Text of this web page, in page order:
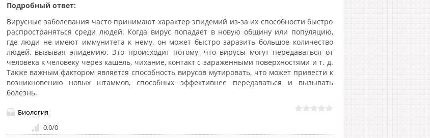
Подробный ответ:
Вирусные заболевания часто принимают характер эпидемий из-за их способности быстро
распространяться среди людей. Когда вирус попадает в новую общину или популяцию,
где люди не имеют иммунитета к нему, он может быстро заразить большое количество
людей, вызывая эпидемию. Это происходит потому, что вирусы могут передаваться от
человека к человеку через кашель, чихание, контакт с зараженными поверхностями и т. д.
Также важным фактором является способность вирусов мутировать, что может привести к
возникновению новых штаммов, способных эффективнее передаваться и вызывать
болезнь.
Биология
0.0/0